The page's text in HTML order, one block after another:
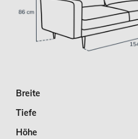
Breite
Tiefe
Höhe